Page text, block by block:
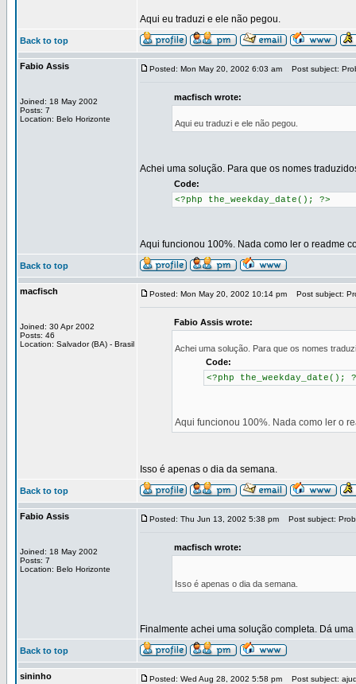
Aqui eu traduzi e ele não pegou.
Back to top
Fabio Assis
Joined: 18 May 2002
Posts: 7
Location: Belo Horizonte
Posted: Mon May 20, 2002 6:03 am Post subject:
macfisch wrote:
Aqui eu traduzi e ele não pegou.
Achei uma solução. Para que os nomes
Code:
<?php the_weekday_date(); ?>
Aqui funcionou 100%. Nada como ler o readme
Back to top
macfisch
Joined: 30 Apr 2002
Posts: 46
Location: Salvador (BA) - Brasil
Posted: Mon May 20, 2002 10:14 pm Post subject:
Fabio Assis wrote:
Achei uma solução. Para que os nomes
Code:
<?php the_weekday_date();
Aqui funcionou 100%. Nada como ler o
Isso é apenas o dia da semana.
Back to top
Fabio Assis
Joined: 18 May 2002
Posts: 7
Location: Belo Horizonte
Posted: Thu Jun 13, 2002 5:38 pm Post subject:
macfisch wrote:
Isso é apenas o dia da semana.
Finalmente achei uma solução completa. Dá
Back to top
sininho Posted: Wed Aug 28, 2002 5:58 pm Post subject: